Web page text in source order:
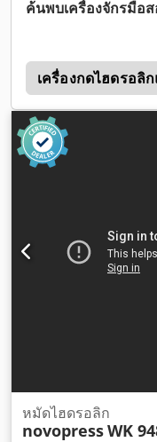
ค้นพบเครื่องจักรมือส
เครื่องกดไฮดรอลิ
หมัดไฮดรอลิก
novopressWK